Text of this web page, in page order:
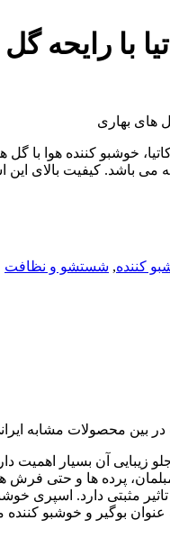
با رایحه
های بهاری
می باشد. کیفیت بالای این
کننده, شستشو و نظافت
در بین محصولات مشابه
زیبایی آن بسیار
پرده ها و حتی فرش
تاثیر مثبتی دارد.
بوگیر و خوشبو